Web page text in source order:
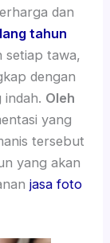
dan
tahun
setiap tawa,
dengan
Oleh
yang
tersebut
yang akan
jasa foto